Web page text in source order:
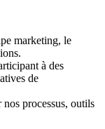
marketing, le
à des
de
processus, outils